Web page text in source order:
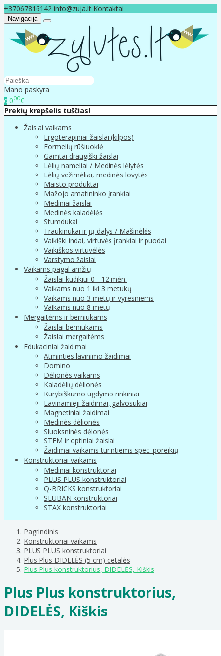
+37067816142 info@zuja.lt Kontaktai
Navigacija
Mano paskyra
0 000€
Prekių krepšelis tuščias!
Žaislai vaikams
Ergoterapiniai žaislai (kilpos)
Formelių rūšiuoklė
Gamtai draugiški žaislai
Lėlių nameliai / Medinės lėlytės
Lėlių vežimėliai, medinės lovytės
Maisto produktai
Mažojo amatininko įrankiai
Mediniai žaislai
Medinės kaladėlės
Stumdukai
Traukinukai ir jų dalys / Mašinėlės
Vaikiški indai, virtuvės įrankiai ir puodai
Vaikiškos virtuvėlės
Varstymo žaislai
Vaikams pagal amžių
Žaislai kūdikiui 0 - 12 mėn.
Vaikams nuo 1 iki 3 metukų
Vaikams nuo 3 metų ir vyresniems
Vaikams nuo 8 metų
Mergaitėms ir berniukams
Žaislai berniukams
Žaislai mergaitėms
Edukaciniai žaidimai
Atminties lavinimo žaidimai
Domino
Dėlionės vaikams
Kaladėlių dėlionės
Kūrybiškumo ugdymo rinkiniai
Lavinamieji žaidimai, galvosūkiai
Magnetiniai žaidimai
Medinės dėlionės
Sluoksninės dėlonės
STEM ir optiniai žaislai
Žaidimai vaikams turintiems spec. poreikių
Konstruktoriai vaikams
Mediniai konstruktoriai
PLUS PLUS konstruktoriai
Q-BRICKS konstruktoriai
SLUBAN konstruktoriai
STAX konstruktoriai
Pagrindinis
Konstruktoriai vaikams
PLUS PLUS konstruktoriai
Plus Plus DIDELĖS (5 cm) detalės
Plus Plus konstruktorius, DIDELĖS, Kiškis
Plus Plus konstruktorius,
DIDELĖS, Kiškis